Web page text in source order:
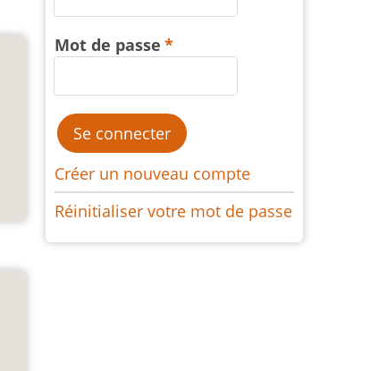
Mot de passe
Créer un nouveau compte
Réinitialiser votre mot de passe